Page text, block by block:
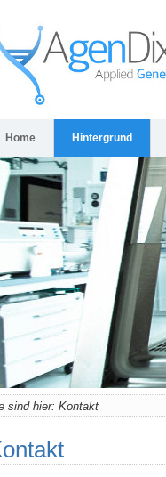
Home Hintergrund
sind hier: Kontakt